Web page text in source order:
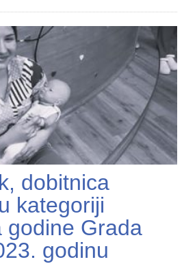
dobitnica
kategoriji
godine Grada
godinu